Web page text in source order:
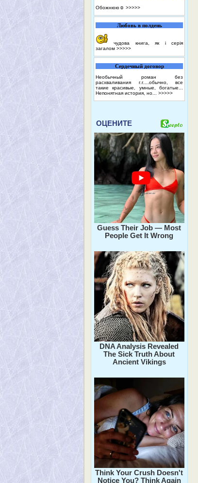
Обожнюю☺️ >>>>>
Любовь в полдень
чудова книга, як і серія
загалом >>>>>
Сердечный договор
Необычный роман без
расхваливания г.г....обычно, все
такие красивые, умные, богатые...
Непонятная история, но... >>>>>
ОЦЕНИТЕ
Guess Their Job — Most
People Get It Wrong
DNA Analysis Revealed
The Sick Truth About
Ancient Vikings
Think Your Crush Doesn't
Notice You? Think Again